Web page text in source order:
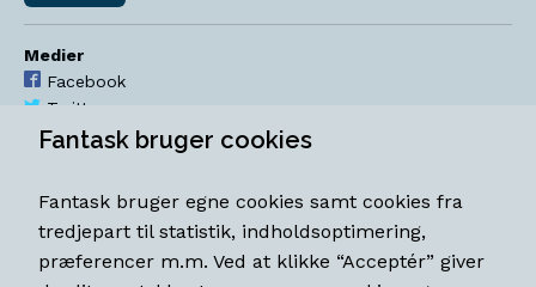
Medier
Facebook
Twitter
YouTube
Åbningstider
Mandag-torsdag 11-18
Fredag 11-18.30
Fantask bruger cookies
Fantask bruger egne cookies samt cookies fra
tredjepart til statistik, indholdsoptimering,
præferencer m.m. Ved at klikke “Acceptér” giver